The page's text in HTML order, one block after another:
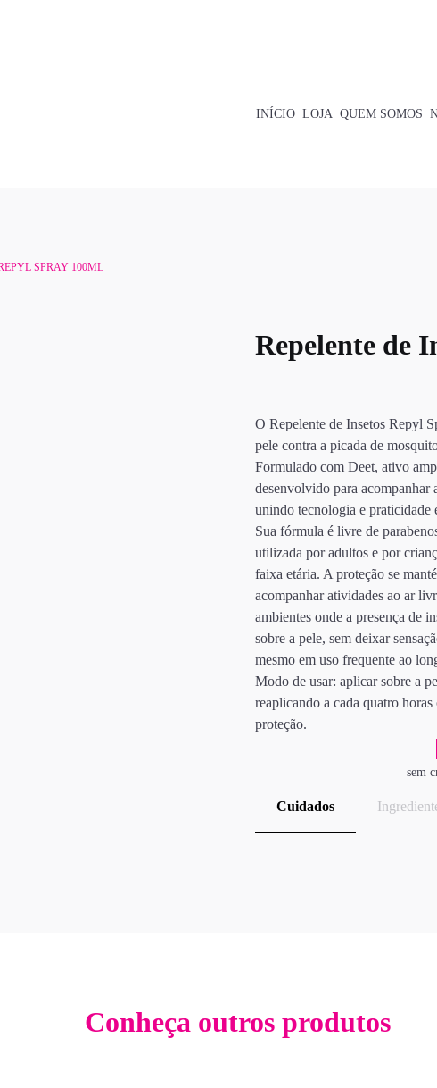
INÍCIO LOJA QUEM SOMOS
SPRAY 100ML
Repelente de
O Repelente de Insetos Repyl
pele contra a picada de
Formulado com Deet, ativo
desenvolvido para acompanhar
unindo tecnologia e praticidade
Sua fórmula é livre de
utilizada por adultos e por
faixa etária. A proteção se
acompanhar atividades ao ar
ambientes onde a presença de
sobre a pele, sem deixar
mesmo em uso frequente ao
Modo de usar: aplicar sobre a
reaplicando a cada quatro
proteção.
sem
Cuidados
Conheça outros produtos